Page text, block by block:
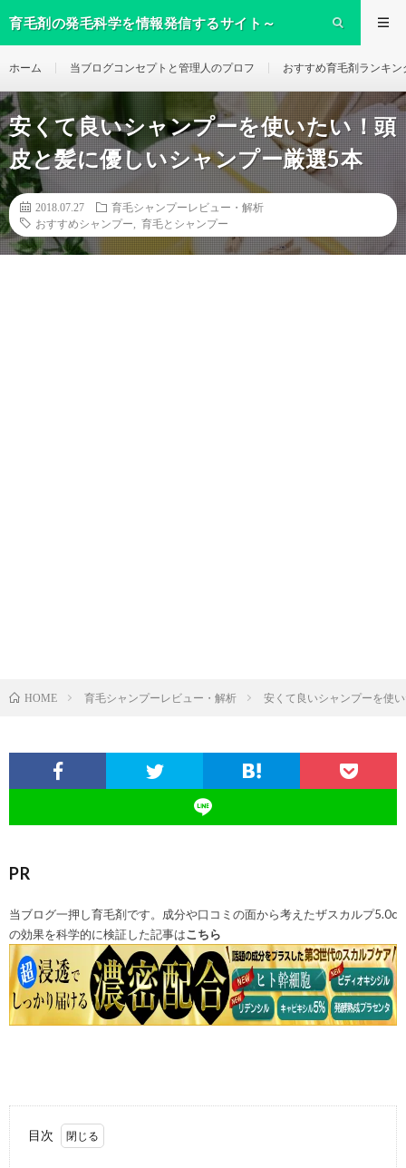
育毛剤の発毛科学を情報発信するサイト～
ホーム 当ブログコンセプトと管理人のプロフ おすすめ育毛剤ランキン
安くて良いシャンプーを使いたい！頭
皮と髪に優しいシャンプー厳選5本
2018.07.27
育毛シャンプーレビュー・解析
おすすめシャンプー
育毛とシャンプー
HOME 育毛シャンプーレビュー・解析 安くて良いシャンプーを使
PR
当ブログ一押し育毛剤です。成分や口コミの面から考えたザスカルプ5.0c
の効果を科学的に検証した記事はこちら
目次